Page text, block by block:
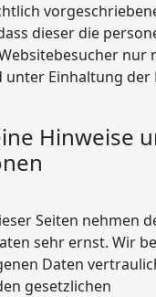
dieser die
nur
Einhaltung der
Hinweise
Seiten nehmen
sehr ernst. Wir
Daten
gesetzlichen